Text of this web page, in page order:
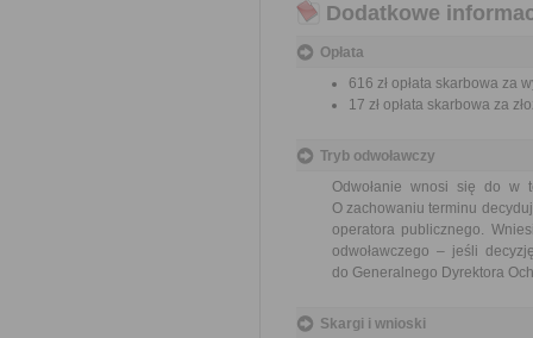
Dodatkowe
Opłata
616 zł opłata skarbowa za
17 zł opłata skarbowa za
Tryb odwoławczy
Odwołanie wnosi się do w
O zachowaniu terminu
operatora publicznego.
odwoławczego – jeśli
do Generalnego Dyrektora
Skargi i wnioski